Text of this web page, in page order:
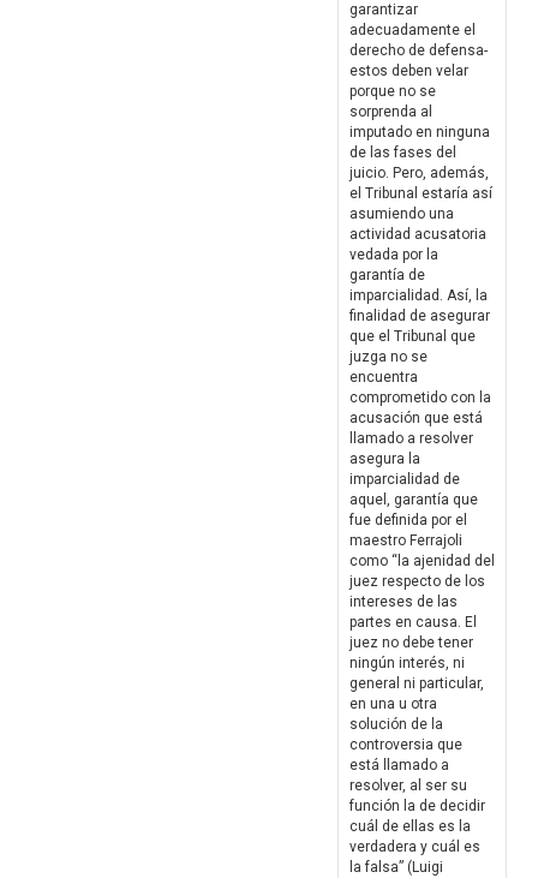
garantizar
adecuadamente el
derecho de defensa-
estos deben velar
porque no se
sorprenda al
imputado en ninguna
de las fases del
juicio. Pero, además,
el Tribunal estaría así
asumiendo una
actividad acusatoria
vedada por la
garantía de
imparcialidad. Así, la
finalidad de asegurar
que el Tribunal que
juzga no se
encuentra
comprometido con la
acusación que está
llamado a resolver
asegura la
imparcialidad de
aquel, garantía que
fue definida por el
maestro Ferrajoli
como “la ajenidad del
juez respecto de los
intereses de las
partes en causa. El
juez no debe tener
ningún interés, ni
general ni particular,
en una u otra
solución de la
controversia que
está llamado a
resolver, al ser su
función la de decidir
cuál de ellas es la
verdadera y cuál es
la falsa” (Luigi